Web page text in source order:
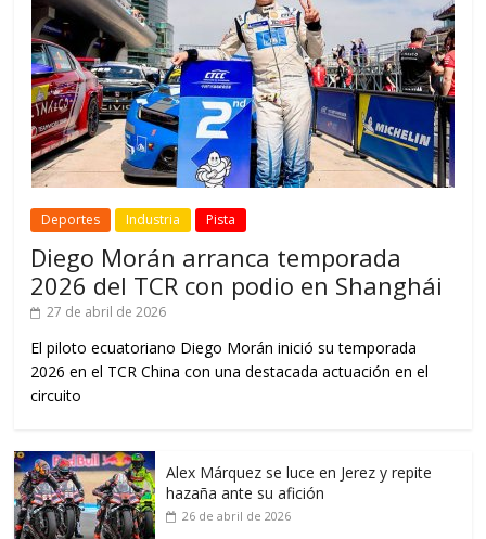
Deportes Industria Pista
Diego Morán arranca temporada
2026 del TCR con podio en Shanghái
27 de abril de 2026
El piloto ecuatoriano Diego Morán inició su temporada
2026 en el TCR China con una destacada actuación en el
circuito
Alex Márquez se luce en Jerez y repite
hazaña ante su afición
26 de abril de 2026